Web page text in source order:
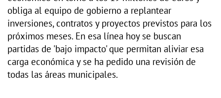
obliga al equipo de gobierno a replantear
inversiones, contratos y proyectos previstos para los
próximos meses. En esa línea hoy se buscan
partidas de 'bajo impacto' que permitan aliviar esa
carga económica y se ha pedido una revisión de
todas las áreas municipales.